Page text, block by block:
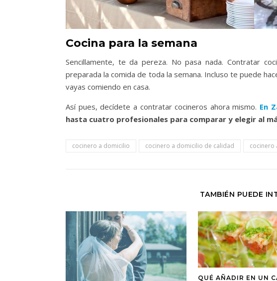
Cocina para la semana
Sencillamente, te da pereza. No pasa nada. Contratar
preparada la comida de toda la semana. Incluso te puede
vayas comiendo en casa.
Así pues, decídete a contratar cocineros ahora mismo. En
hasta cuatro profesionales para comparar y elegir al
cocinero a domicilio cocinero a domicilio de calidad cocinero
TAMBIÉN PUEDE
QUÉ AÑADIR EN UN